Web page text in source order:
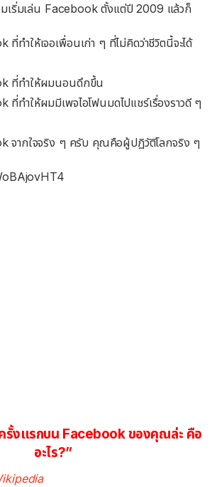
เริ่มเล่น Facebook ตั้งแต่ปี 2009 แล้วก็
ำให้เจอเพื่อนเก่า ๆ ที่ไม่คิดว่าชีวิตนี้จะได้
ที่ทำให้ผมนอนดึกขึ้น
ำให้ผมมีเพจไอโฟนมดไปแชร์เรื่องราวดี ๆ
ากใจจริง ๆ ครับ คุณคือผู้ปฏิวัติโลกจริง ๆ
รั้งแรกบน Facebook ของคุณล่ะ คือ
อะไร?”